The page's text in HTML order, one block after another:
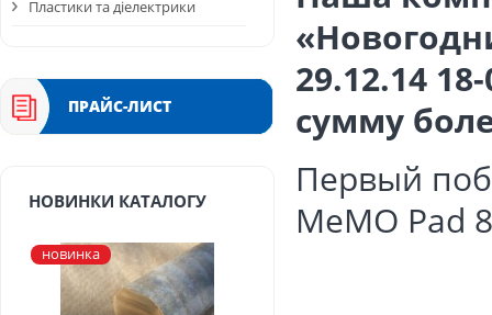
29.12.14
сумму
Первый
MeMO Pad
Пластики та діелектрики
ПРАЙС-ЛИСТ
НОВИНКИ КАТАЛОГУ
новинка